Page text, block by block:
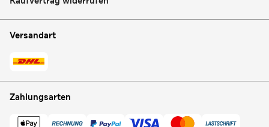
Versandart
Zahlungsarten